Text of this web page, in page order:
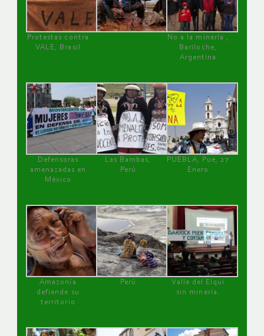
Protestas contra
VALE, Brasil
No a la minería ,
Bariloche,
Argentina
Defensoras
amenazadas en
México
Las Bambas,
Perú
PUEBLA, Pue, 27
Enero
Amazonía
defiende su
territorio
Perú
Valle del Elqui
sin minería.